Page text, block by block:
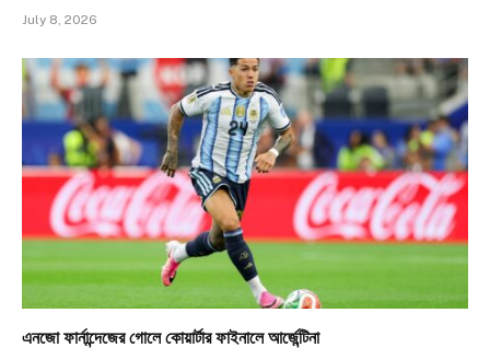
July 8, 2026
এনজো ফার্নান্দেজের গোলে কোয়ার্টার ফাইনালে আর্জেন্টিনা